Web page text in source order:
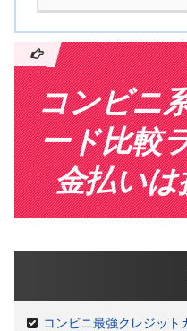
コンビニ
ード比較
金払い
コンビニ最強クレジット